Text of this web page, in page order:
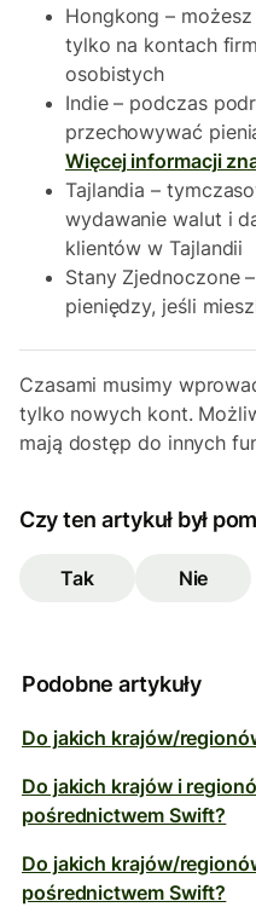
Hongkong –
tylko na kontach
osobistych
Indie – podczas
przechowywać
Więcej informacji
Tajlandia –
wydawanie walut i
klientów w Tajlandii
Stany Zjednoczone
pieniędzy, jeśli
Czasami musimy
tylko nowych kont.
mają dostęp do innych
Czy ten artykuł był
Tak Nie
Podobne artykuły
Do jakich krajów/
Do jakich krajów i
pośrednictwem Swift?
Do jakich krajów/
pośrednictwem Swift?